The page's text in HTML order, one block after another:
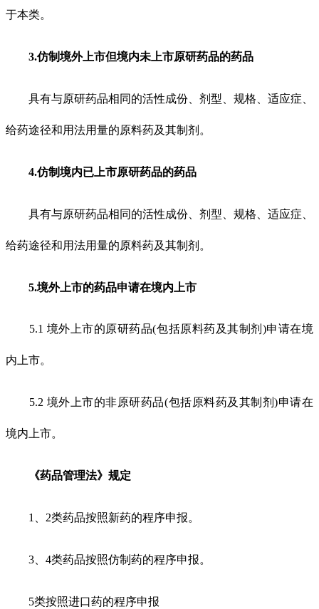
于本类。
3.仿制境外上市但境内未上市原研药品的药品
具有与原研药品相同的活性成份、剂型、规格、适应症、
给药途径和用法用量的原料药及其制剂。
4.仿制境内已上市原研药品的药品
具有与原研药品相同的活性成份、剂型、规格、适应症、
给药途径和用法用量的原料药及其制剂。
5.境外上市的药品申请在境内上市
5.1 境外上市的原研药品(包括原料药及其制剂)申请在境
内上市。
5.2 境外上市的非原研药品(包括原料药及其制剂)申请在
境内上市。
《药品管理法》规定
1、2类药品按照新药的程序申报。
3、4类药品按照仿制药的程序申报。
5类按照进口药的程序申报